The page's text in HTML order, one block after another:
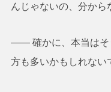
んじゃないの、分から
―― 確かに、本当はそ
方も多いかもしれない